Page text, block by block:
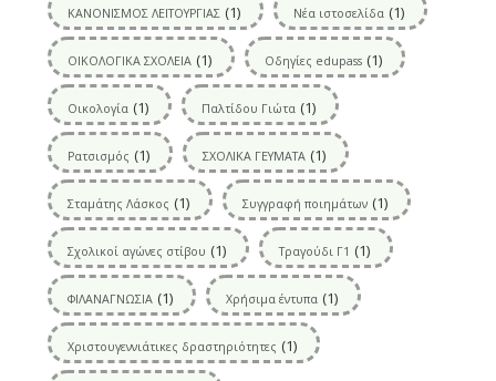
ΚΑΝΟΝΙΣΜΟΣ ΛΕΙΤΟΥΡΓΙΑΣ (1) Νέα ιστοσελίδα (1)
ΟΙΚΟΛΟΓΙΚΑ ΣΧΟΛΕΙΑ (1) Οδηγίες edupass (1)
Οικολογία (1) Παλτίδου Γιώτα (1)
Ρατσισμός (1) ΣΧΟΛΙΚΑ ΓΕΥΜΑΤΑ (1)
Σταμάτης Λάσκος (1) Συγγραφή ποιημάτων (1)
Σχολικοί αγώνες στίβου (1) Τραγούδι Γ1 (1)
ΦΙΛΑΝΑΓΝΩΣΙΑ (1) Χρήσιμα έντυπα (1)
Χριστουγεννιάτικες δραστηριότητες (1)